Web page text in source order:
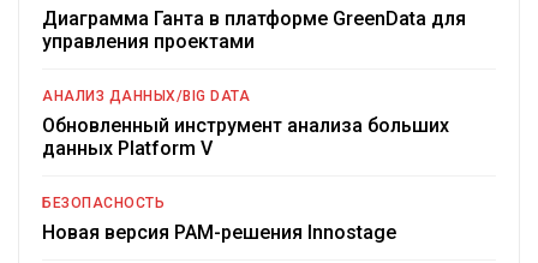
Диаграмма Ганта в платформе GreenData для
управления проектами
АНАЛИЗ ДАННЫХ/BIG DATA
Обновленный инструмент анализа больших
данных Platform V
БЕЗОПАСНОСТЬ
Новая версия PAM-решения Innostage